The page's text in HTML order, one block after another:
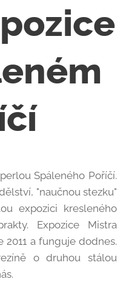
Spáleného Poříčí.
"naučnou stezku"
expozici kresleného
Expozice Mistra
a funguje dodnes.
o druhou stálou